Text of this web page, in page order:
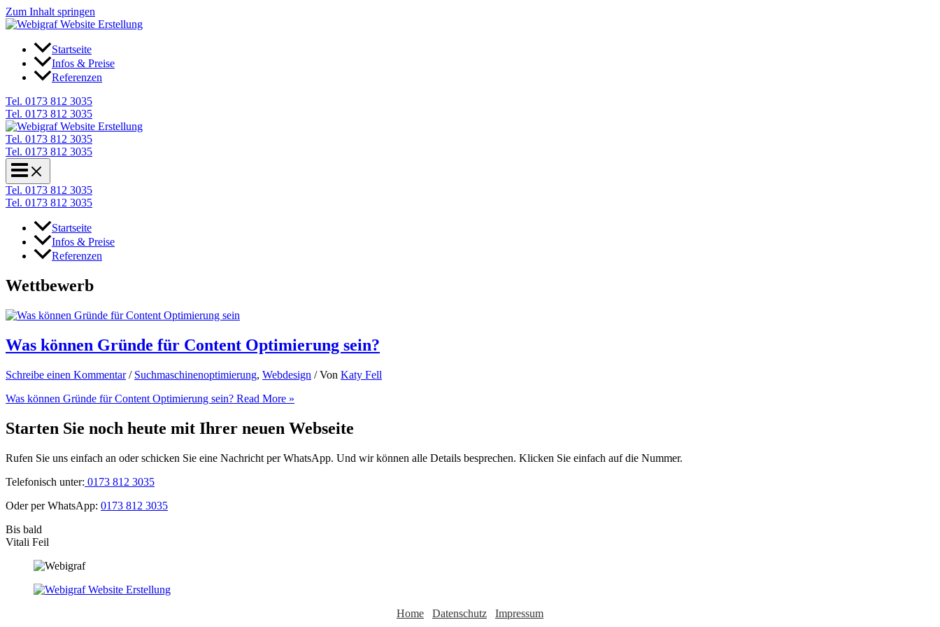
Zum Inhalt springen
Startseite
Infos & Preise
Referenzen
Tel. 0173 812 3035
Tel. 0173 812 3035
Tel. 0173 812 3035
Tel. 0173 812 3035
Tel. 0173 812 3035
Tel. 0173 812 3035
Startseite
Infos & Preise
Referenzen
Wettbewerb
Was können Gründe für Content Optimierung sein?
Schreibe einen Kommentar / Suchmaschinenoptimierung, Webdesign / Von Katy Fell
Was können Gründe für Content Optimierung sein? Read More »
Starten Sie noch heute mit Ihrer neuen Webseite
Rufen Sie uns einfach an oder schicken Sie eine Nachricht per WhatsApp. Und wir können alle Details besprechen. Klicken Sie einfach auf die Nummer.
Telefonisch unter: 0173 812 3035
Oder per WhatsApp: 0173 812 3035
Bis bald
Vitali Feil
Home Datenschutz Impressum